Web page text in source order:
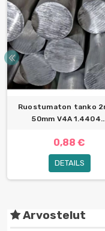
Ruostumaton tanko
50mm V4A
0,88 €
DETAILS
Arvostelut